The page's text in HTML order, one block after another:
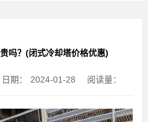
吗？(闭式冷却塔价格优惠)
日期： 2024-01-28 阅读量：